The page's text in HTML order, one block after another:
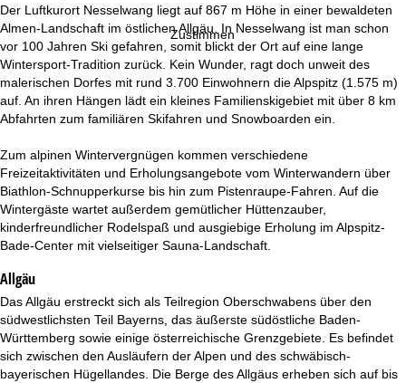
Zustimmen
s
e
i
e
Der Luftkurort Nesselwang liegt auf 867 m Höhe in einer bewaldeten
Almen-Landschaft im östlichen Allgäu. In Nesselwang ist man schon
vor 100 Jahren Ski gefahren, somit blickt der Ort auf eine lange
Wintersport-Tradition zurück. Kein Wunder, ragt doch unweit des
malerischen Dorfes mit rund 3.700 Einwohnern die Alpspitz (1.575 m)
auf. An ihren Hängen lädt ein kleines Familienskigebiet mit über 8 km
Abfahrten zum familiären Skifahren und Snowboarden ein.
Zum alpinen Wintervergnügen kommen verschiedene
Freizeitaktivitäten und Erholungsangebote vom Winterwandern über
Biathlon-Schnupperkurse bis hin zum Pistenraupe-Fahren. Auf die
Wintergäste wartet außerdem gemütlicher Hüttenzauber,
kinderfreundlicher Rodelspaß und ausgiebige Erholung im Alpspitz-
Bade-Center mit vielseitiger Sauna-Landschaft.
Allgäu
Das Allgäu erstreckt sich als Teilregion Oberschwabens über den
südwestlichsten Teil Bayerns, das äußerste südöstliche Baden-
Württemberg sowie einige österreichische Grenzgebiete. Es befindet
sich zwischen den Ausläufern der Alpen und des schwäbisch-
bayerischen Hügellandes. Die Berge des Allgäus erheben sich auf bis